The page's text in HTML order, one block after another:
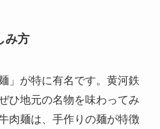
み方
」が特に有名です。黄河鉄
ひ地元の名物を味わってみ
肉麺は、手作りの麺が特徴